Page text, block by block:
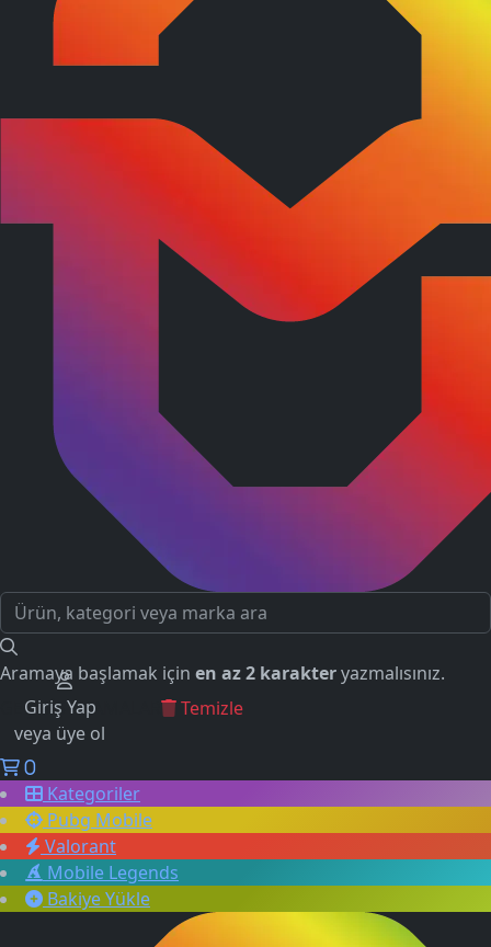
Aramaya başlamak için en az 2 karakteryazmalısınız.
GEÇMİŞ ARAMALAR
Temizle
Giriş Yap
veya üye ol
0
Kategoriler
Pubg Mobile
Valorant
Mobile Legends
Bakiye Yükle